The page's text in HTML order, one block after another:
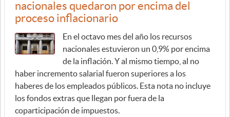
nacionales quedaron por encima del
proceso inflacionario
En el octavo mes del año los recursos
nacionales estuvieron un 0,9% por encima
de la inflación. Y al mismo tiempo, al no
haber incremento salarial fueron superiores a los
haberes de los empleados públicos. Esta nota no incluye
los fondos extras que llegan por fuera de la
coparticipación de impuestos.